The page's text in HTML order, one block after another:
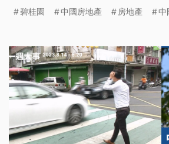
碧桂園 中國房地產 房地產 中